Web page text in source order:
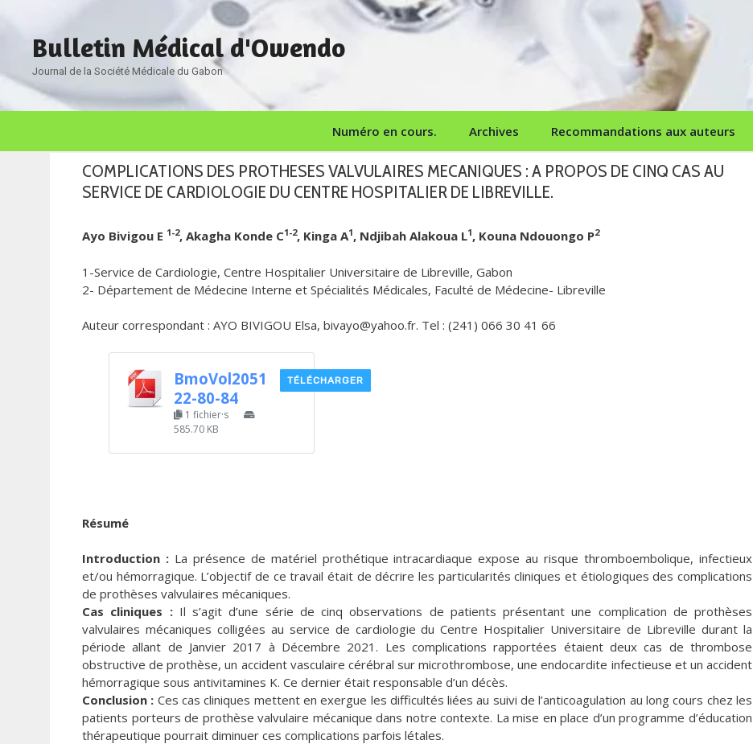
contenuBulletin Médical d'Owendo
Journal de la Société Médicale du Gabon
Numéro en cours. Archives Recommandations aux auteurs
COMPLICATIONS DES PROTHESES VALVULAIRES MECANIQUES : A PROPOS DE CINQ CAS AU
SERVICE DE CARDIOLOGIE DU CENTRE HOSPITALIER DE LIBREVILLE.
Ayo Bivigou E 1-2, Akagha Konde C1-2, Kinga A1, Ndjibah Alakoua L1, Kouna Ndouongo P2
1-Service de Cardiologie, Centre Hospitalier Universitaire de Libreville, Gabon
2- Département de Médecine Interne et Spécialités Médicales, Faculté de Médecine- Libreville
Auteur correspondant : AYO BIVIGOU Elsa, bivayo@yahoo.fr. Tel : (241) 066 30 41 66
BmoVol2051
22-80-84
1 fichier·s
585.70 KB
TÉLÉCHARGER
Résumé
Introduction :La présence de matériel prothétique intracardiaque expose au risque thromboembolique, infectieux
et/ou hémorragique. L’objectif de ce travail était de décrire les particularités cliniques et étiologiques des complications
de prothèses valvulaires mécaniques.
Cas cliniques :Il s’agit d’une série de cinq observations de patients présentant une complication de prothèses
valvulaires mécaniques colligées au service de cardiologie du Centre Hospitalier Universitaire de Libreville durant la
période allant de Janvier 2017 à Décembre 2021. Les complications rapportées étaient deux cas de thrombose
obstructive de prothèse, un accident vasculaire cérébral sur microthrombose, une endocardite infectieuse et un accident
hémorragique sous antivitamines K. Ce dernier était responsable d’un décès.
Conclusion : Ces cas cliniques mettent en exergue les difficultés liées au suivi de l’anticoagulation au long cours chez les
patients porteurs de prothèse valvulaire mécanique dans notre contexte. La mise en place d’un programme d’éducation
thérapeutique pourrait diminuer ces complications parfois létales.